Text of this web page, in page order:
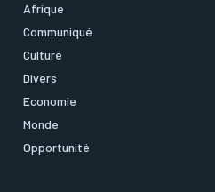
Afrique
Communiqué
Culture
Divers
Economie
Monde
Opportunité